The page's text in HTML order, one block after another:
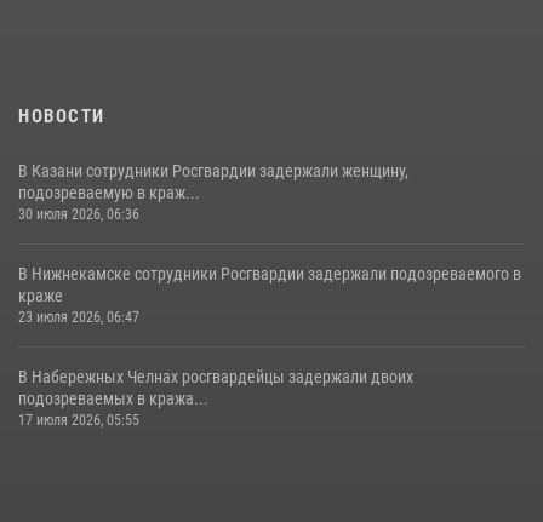
НОВОСТИ
В Казани сотрудники Росгвардии задержали женщину,
подозреваемую в краж...
30 июля 2026, 06:36
В Нижнекамске сотрудники Росгвардии задержали подозреваемого в
краже
23 июля 2026, 06:47
В Набережных Челнах росгвардейцы задержали двоих
подозреваемых в кража...
17 июля 2026, 05:55